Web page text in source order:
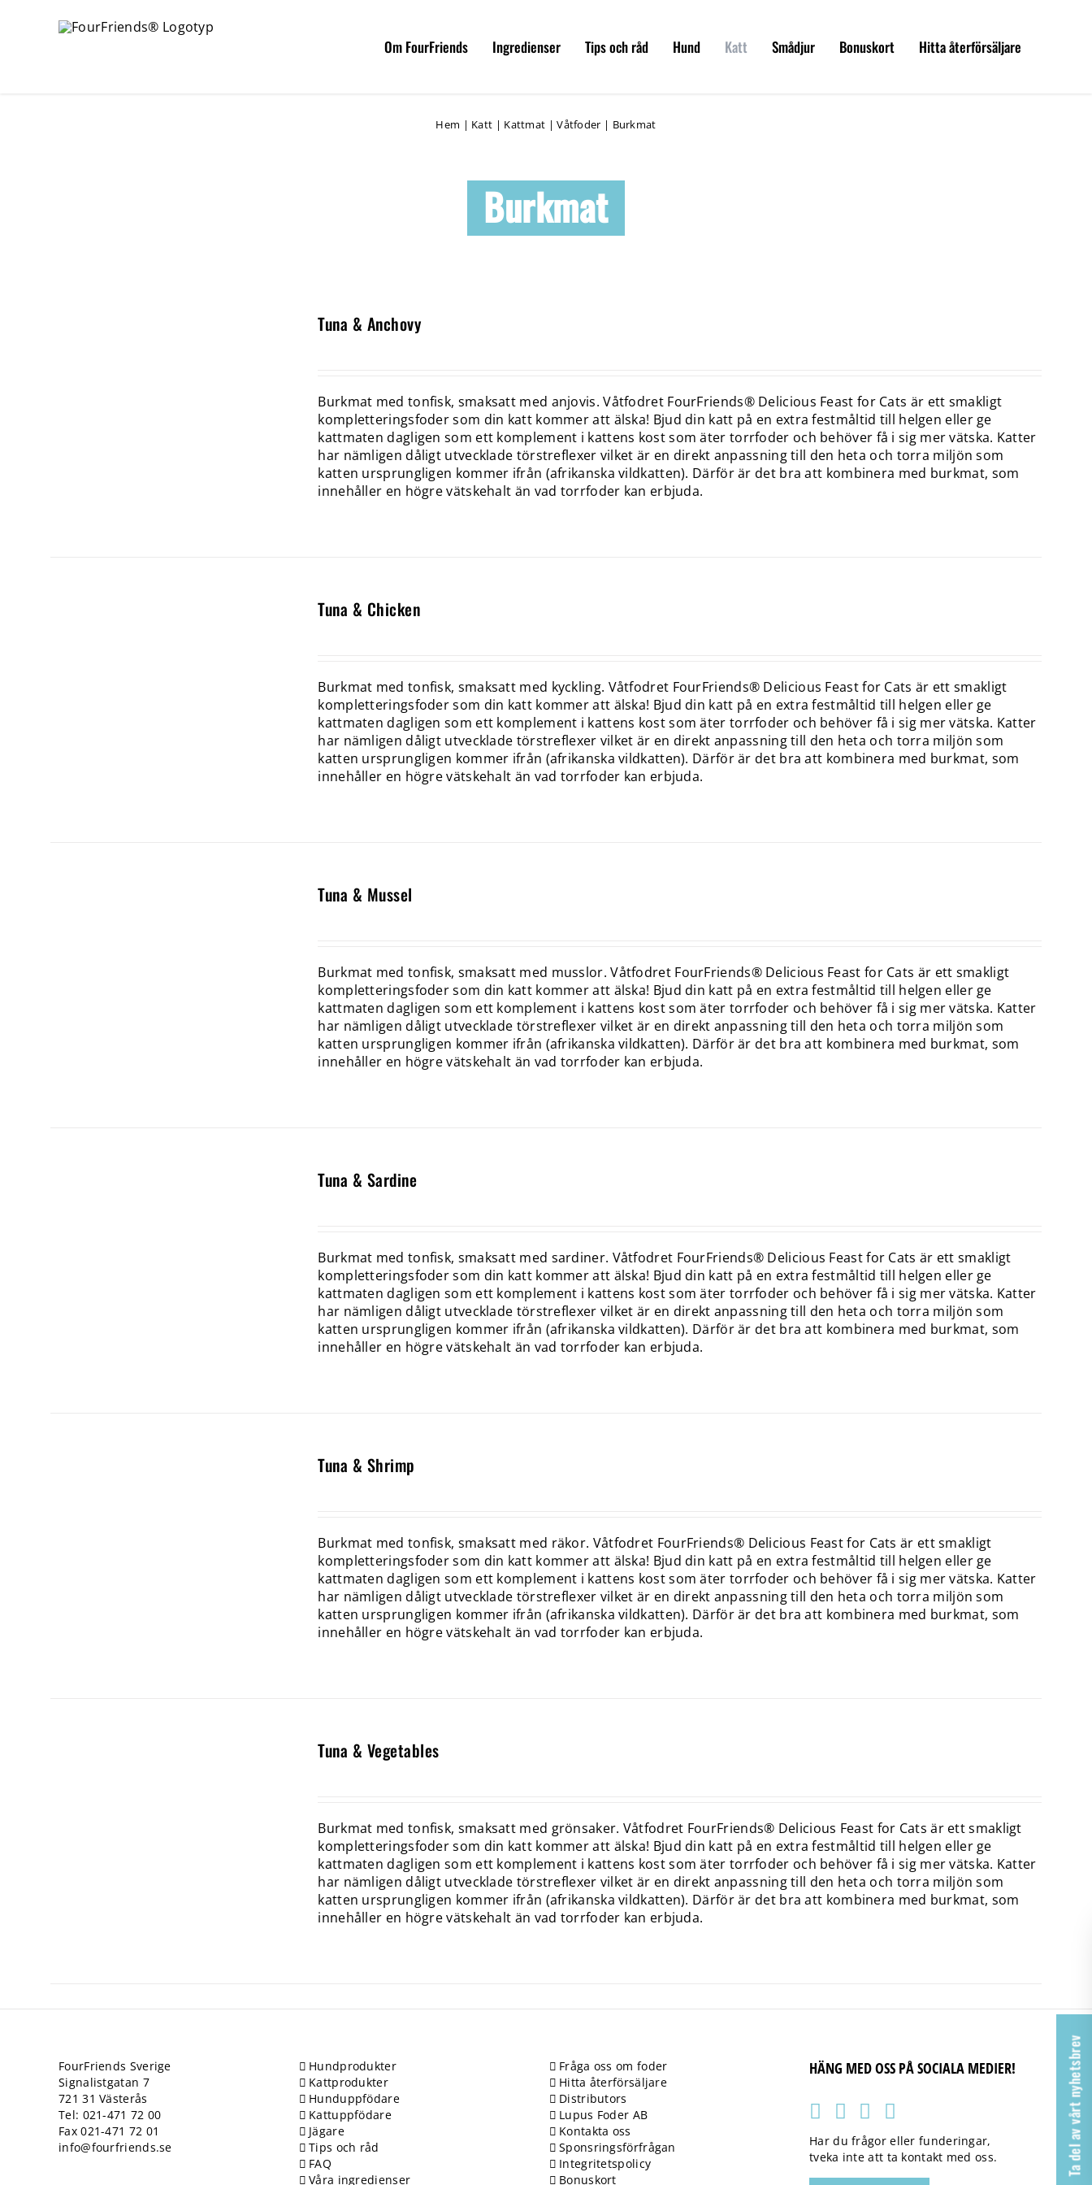
Ta del av vårt nyhetsbrev
Om FourFriends Ingredienser Tips och råd Hund Katt Smådjur Bonuskort Hitta återförsäljare
Hem | Katt | Kattmat |Våtfoder | Burkmat
Burkmat
Tuna & Anchovy
Burkmat med tonfisk, smaksatt med anjovis. Våtfodret FourFriends® Delicious Feast for Cats är ett smakligt
kompletteringsfoder som din katt kommer att älska! Bjud din katt på en extra festmåltid till helgen eller ge
kattmaten dagligen som ett komplement i kattens kost som äter torrfoder och behöver få i sig mer vätska. Katter
har nämligen dåligt utvecklade törstreflexer vilket är en direkt anpassning till den heta och torra miljön som
katten ursprungligen kommer ifrån (afrikanska vildkatten). Därför är det bra att kombinera med burkmat, som
innehåller en högre vätskehalt än vad torrfoder kan erbjuda.
Tuna & Chicken
Burkmat med tonfisk, smaksatt med kyckling. Våtfodret FourFriends® Delicious Feast for Cats är ett smakligt
kompletteringsfoder som din katt kommer att älska! Bjud din katt på en extra festmåltid till helgen eller ge
kattmaten dagligen som ett komplement i kattens kost som äter torrfoder och behöver få i sig mer vätska. Katter
har nämligen dåligt utvecklade törstreflexer vilket är en direkt anpassning till den heta och torra miljön som
katten ursprungligen kommer ifrån (afrikanska vildkatten). Därför är det bra att kombinera med burkmat, som
innehåller en högre vätskehalt än vad torrfoder kan erbjuda.
Tuna & Mussel
Burkmat med tonfisk, smaksatt med musslor. Våtfodret FourFriends® Delicious Feast for Cats är ett smakligt
kompletteringsfoder som din katt kommer att älska! Bjud din katt på en extra festmåltid till helgen eller ge
kattmaten dagligen som ett komplement i kattens kost som äter torrfoder och behöver få i sig mer vätska. Katter
har nämligen dåligt utvecklade törstreflexer vilket är en direkt anpassning till den heta och torra miljön som
katten ursprungligen kommer ifrån (afrikanska vildkatten). Därför är det bra att kombinera med burkmat, som
innehåller en högre vätskehalt än vad torrfoder kan erbjuda.
Tuna & Sardine
Burkmat med tonfisk, smaksatt med sardiner. Våtfodret FourFriends® Delicious Feast for Cats är ett smakligt
kompletteringsfoder som din katt kommer att älska! Bjud din katt på en extra festmåltid till helgen eller ge
kattmaten dagligen som ett komplement i kattens kost som äter torrfoder och behöver få i sig mer vätska. Katter
har nämligen dåligt utvecklade törstreflexer vilket är en direkt anpassning till den heta och torra miljön som
katten ursprungligen kommer ifrån (afrikanska vildkatten). Därför är det bra att kombinera med burkmat, som
innehåller en högre vätskehalt än vad torrfoder kan erbjuda.
Tuna & Shrimp
Burkmat med tonfisk, smaksatt med räkor. Våtfodret FourFriends® Delicious Feast for Cats är ett smakligt
kompletteringsfoder som din katt kommer att älska! Bjud din katt på en extra festmåltid till helgen eller ge
kattmaten dagligen som ett komplement i kattens kost som äter torrfoder och behöver få i sig mer vätska. Katter
har nämligen dåligt utvecklade törstreflexer vilket är en direkt anpassning till den heta och torra miljön som
katten ursprungligen kommer ifrån (afrikanska vildkatten). Därför är det bra att kombinera med burkmat, som
innehåller en högre vätskehalt än vad torrfoder kan erbjuda.
Tuna & Vegetables
Burkmat med tonfisk, smaksatt med grönsaker. Våtfodret FourFriends® Delicious Feast for Cats är ett smakligt
kompletteringsfoder som din katt kommer att älska! Bjud din katt på en extra festmåltid till helgen eller ge
kattmaten dagligen som ett komplement i kattens kost som äter torrfoder och behöver få i sig mer vätska. Katter
har nämligen dåligt utvecklade törstreflexer vilket är en direkt anpassning till den heta och torra miljön som
katten ursprungligen kommer ifrån (afrikanska vildkatten). Därför är det bra att kombinera med burkmat, som
innehåller en högre vätskehalt än vad torrfoder kan erbjuda.
FourFriends Sverige
Signalistgatan 7
721 31 Västerås
Tel: 021-471 72 00
Fax 021-471 72 01
info@fourfriends.se
Hundprodukter
Kattprodukter
Hunduppfödare
Kattuppfödare
Jägare
Tips och råd
FAQ
Våra ingredienser
Fråga oss om foder
Hitta återförsäljare
Distributors
Lupus Foder AB
Kontakta oss
Sponsringsförfrågan
Integritetspolicy
Bonuskort
HÄNG MED OSS PÅ SOCIALA MEDIER!
Har du frågor eller funderingar,
tveka inte att ta kontakt med oss.